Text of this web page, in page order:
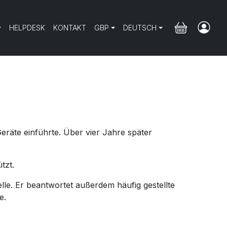
HELPDESK KONTAKT GBP DEUTSCH
einführte. Über vier Jahre später
Er beantwortet außerdem häufig gestellte